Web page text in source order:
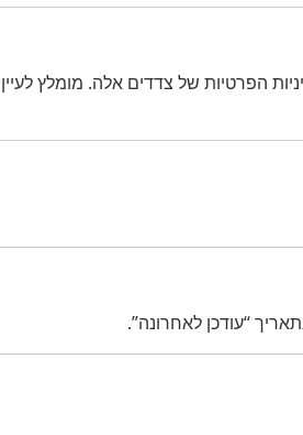
הפרטיות של צדדים אלה. מומלץ
“עודכן לאחרונה”.